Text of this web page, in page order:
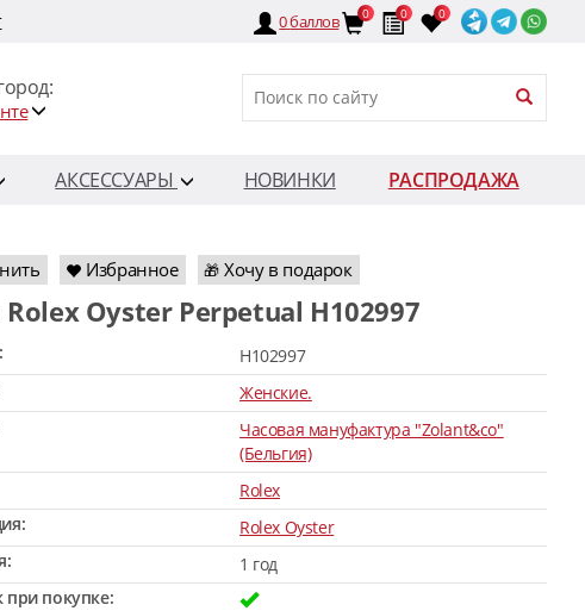
0баллов 0 0 0
АКСЕССУАРЫ НОВИНКИ
РАСПРОДАЖА
Избранное 🎁 Хочу в подарок
Rolex Oyster Perpetual H102997
H102997
Женские.
Часовая мануфактура "Zolant&co"
(Бельгия)
Rolex
Rolex Oyster
1 год
при покупке: